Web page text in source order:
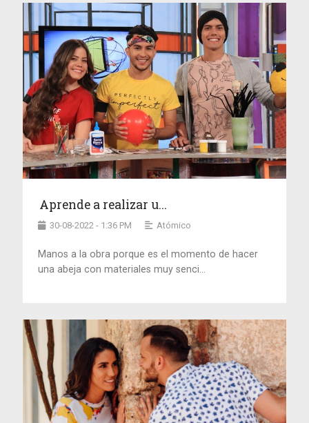
Aprende a realizar u...
30-08-2022 - 1:36 PM Atómico
Manos a la obra porque es el momento de hacer
una abeja con materiales muy senci...